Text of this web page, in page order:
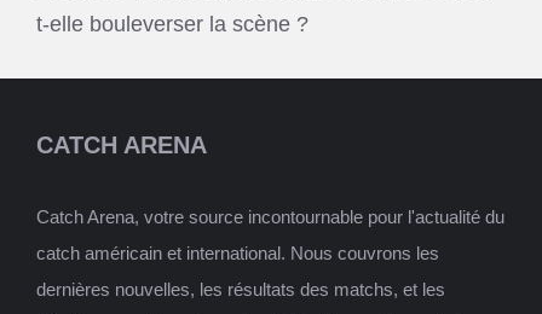
t-elle bouleverser la scène ?
CATCH ARENA
Catch Arena, votre source incontournable pour l'actualité du
catch américain et international. Nous couvrons les
dernières nouvelles, les résultats des matchs, et les